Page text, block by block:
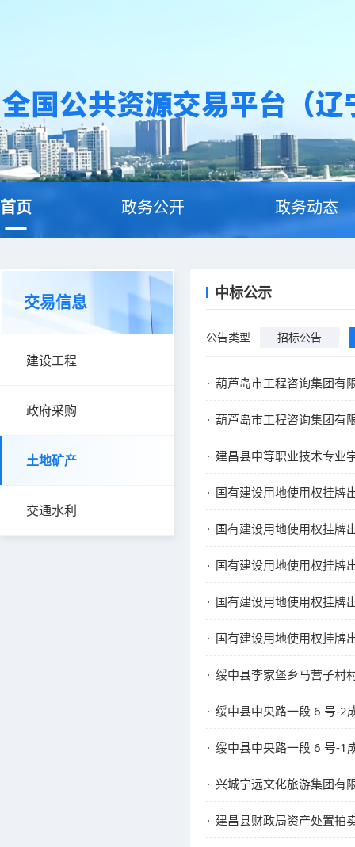
首页 政务公开 政务动态
交易信息
建设工程
政府采购
土地矿产
交通水利
中标公示
公告类型 招标公告
葫芦岛市工程咨询集团有
葫芦岛市工程咨询集团有
建昌县中等职业技术专业
国有建设用地使用权挂牌
国有建设用地使用权挂牌
国有建设用地使用权挂牌
国有建设用地使用权挂牌
国有建设用地使用权挂牌
绥中县李家堡乡马营子村
绥中县中央路一段 6 号-2
绥中县中央路一段 6 号-1
兴城宁远文化旅游集团有限公司持有的
建昌县财政局资产处置拍